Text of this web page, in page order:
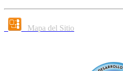
Mapa del Sitio